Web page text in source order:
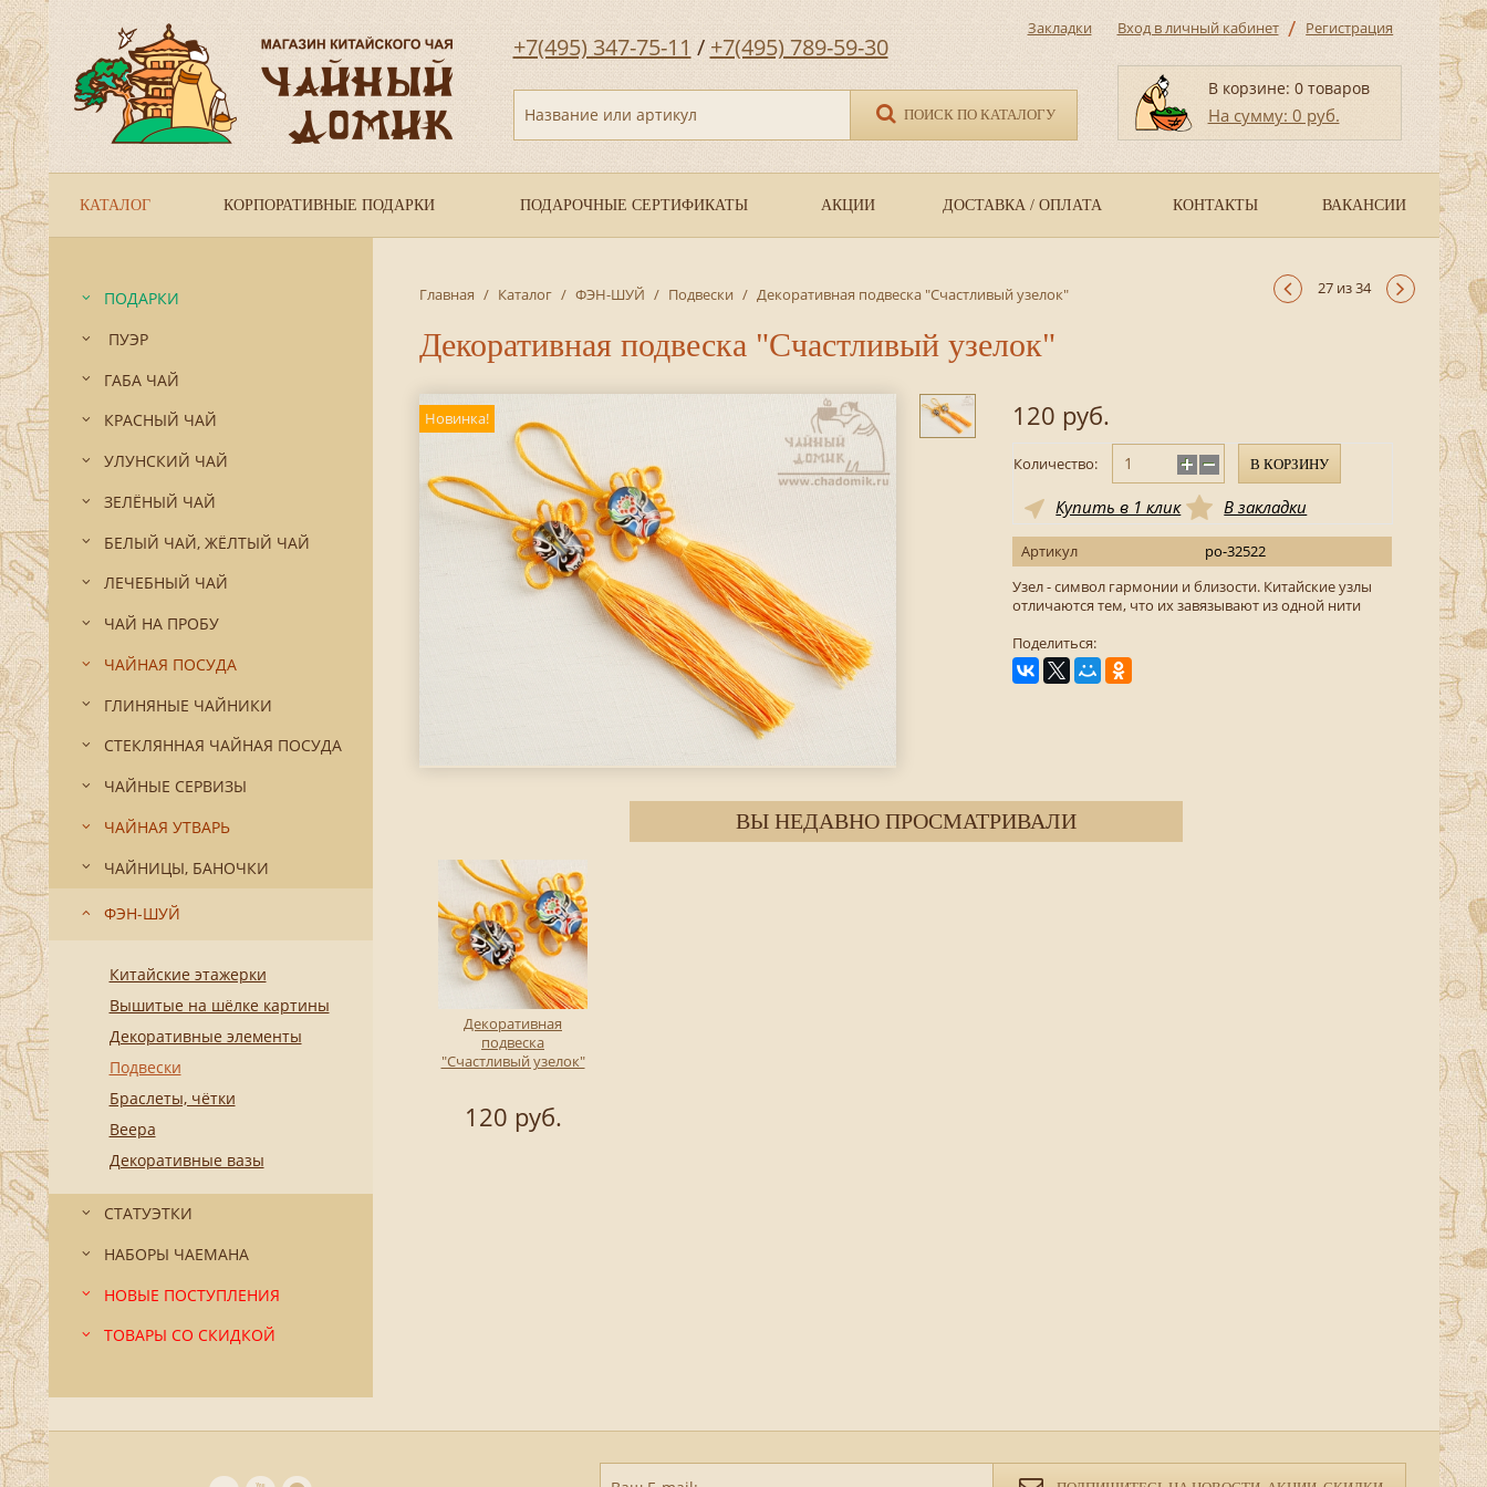
+7(495) 347-75-11 / +7(495) 789-59-30
Название или артикул ПОИСК ПО КАТАЛОГУ
Закладки Вход в личный кабинет / Регистрация
В корзине: 0 товаров
На сумму: 0 руб.
КАТАЛОГ КОРПОРАТИВНЫЕ ПОДАРКИ ПОДАРОЧНЫЕ СЕРТИФИКАТЫ АКЦИИ ДОСТАВКА / ОПЛАТА КОНТАКТЫ ВАКАНСИИ
ПОДАРКИ
ПУЭР
ГАБА ЧАЙ
КРАСНЫЙ ЧАЙ
УЛУНСКИЙ ЧАЙ
ЗЕЛЁНЫЙ ЧАЙ
БЕЛЫЙ ЧАЙ, ЖЁЛТЫЙ ЧАЙ
ЛЕЧЕБНЫЙ ЧАЙ
ЧАЙ НА ПРОБУ
ЧАЙНАЯ ПОСУДА
ГЛИНЯНЫЕ ЧАЙНИКИ
СТЕКЛЯННАЯ ЧАЙНАЯ ПОСУДА
ЧАЙНЫЕ СЕРВИЗЫ
ЧАЙНАЯ УТВАРЬ
ЧАЙНИЦЫ, БАНОЧКИ
ФЭН-ШУЙ
Китайские этажерки
Вышитые на шёлке картины
Декоративные элементы
Подвески
Браслеты, чётки
Веера
Декоративные вазы
СТАТУЭТКИ
НАБОРЫ ЧАЕМАНА
НОВЫЕ ПОСТУПЛЕНИЯ
ТОВАРЫ СО СКИДКОЙ
Главная / Каталог / ФЭН-ШУЙ / Подвески / Декоративная подвеска "Счастливый узелок"
Декоративная подвеска "Счастливый узелок"
27 из 34
Новинка! 120 руб.
Количество: В КОРЗИНУ
Купить в 1 клик В закладки
Артикул
po-32522
Узел - символ гармонии и близости. Китайские узлы
отличаются тем, что их завязывают из одной нити
Поделиться:
ВЫ НЕДАВНО ПРОСМАТРИВАЛИ
Декоративная
подвеска
"Счастливый узелок"
120 руб.